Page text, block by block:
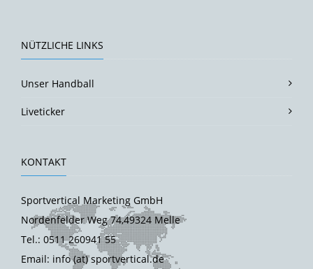
NÜTZLICHE LINKS
Unser Handball
Liveticker
KONTAKT
Sportvertical Marketing GmbH
Nordenfelder Weg 74,49324 Melle
Tel.: 0511 260941 55
Email: info (at) sportvertical.de